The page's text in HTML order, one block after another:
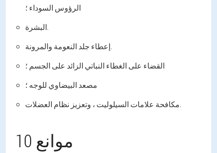
الرؤوس السوداء ؛
البشرة.
إعطاء جلد النعومة والمرونة.
القضاء على الغطاء النباتي الزائد على الجسم ؛
مصعد البيضاوي للوجه ؛
مكافحة علامات السيلوليت ، وتعزيز نظام العضلات.
10 موانع